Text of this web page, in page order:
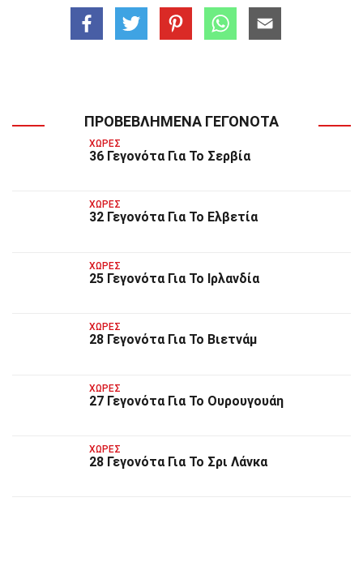
ΠΡΟΒΕΒΛΗΜΈΝΑ ΓΕΓΟΝΌΤΑ
ΧΏΡΕΣ
36 Γεγονότα Για Το Σερβία
ΧΏΡΕΣ
32 Γεγονότα Για Το Ελβετία
ΧΏΡΕΣ
25 Γεγονότα Για Το Ιρλανδία
ΧΏΡΕΣ
28 Γεγονότα Για Το Βιετνάμ
ΧΏΡΕΣ
27 Γεγονότα Για Το Ουρουγουάη
ΧΏΡΕΣ
28 Γεγονότα Για Το Σρι Λάνκα